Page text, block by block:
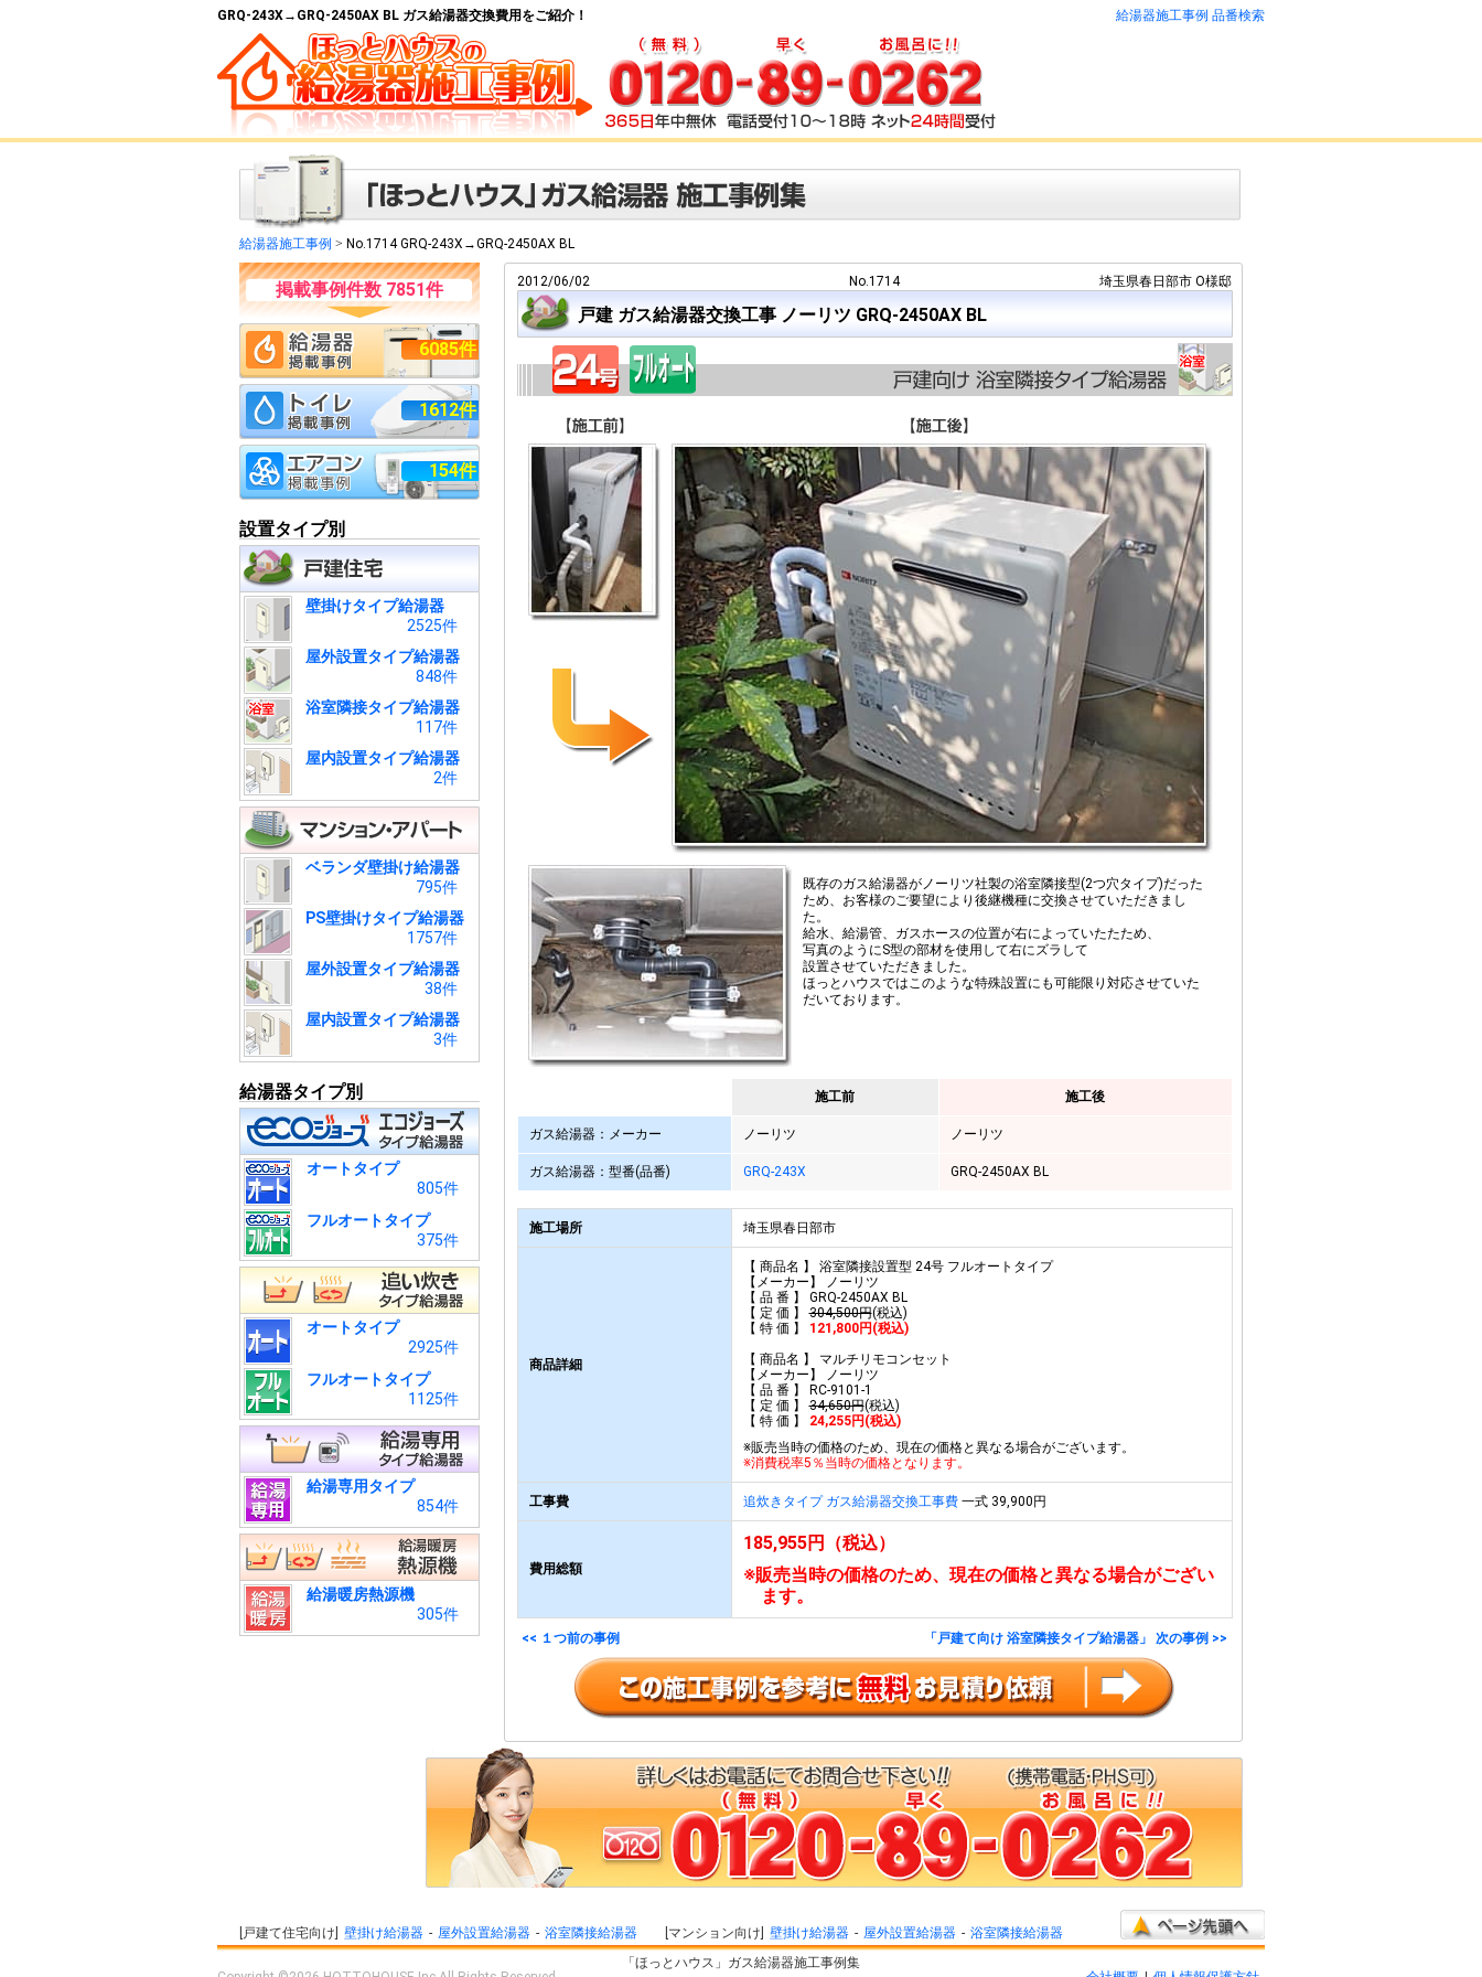
GRQ-243X→GRQ-2450AX BL ガス給湯器交換費用をご紹介！ 給湯器施工事例 品番検索
給湯器施工事例 > No.1714 GRQ-243X→GRQ-2450AX BL
掲載事例件数 7851件
6085件
1612件
154件
設置タイプ別
壁掛けタイプ給湯器
2525件
屋外設置タイプ給湯器
848件
浴室隣接タイプ給湯器
117件
屋内設置タイプ給湯器
2件
ベランダ壁掛け給湯器
795件
PS壁掛けタイプ給湯器
1757件
屋外設置タイプ給湯器
38件
屋内設置タイプ給湯器
3件
給湯器タイプ別
オートタイプ
805件
フルオートタイプ
375件
オートタイプ
2925件
フルオートタイプ
1125件
給湯専用タイプ
854件
給湯暖房熱源機
305件
2012/06/02 No.1714 埼玉県春日部市 O様邸
戸建 ガス給湯器交換工事 ノーリツ GRQ-2450AX BL
既存のガス給湯器がノーリツ社製の浴室隣接型(2つ穴タイプ)だった
ため、お客様のご要望により後継機種に交換させていただきまし
た。
給水、給湯管、ガスホースの位置が右によっていたたため、
写真のようにS型の部材を使用して右にズラして
設置させていただきました。
ほっとハウスではこのような特殊設置にも可能限り対応させていた
だいております。
施工前 施工後
ガス給湯器：メーカー ノーリツ ノーリツ
ガス給湯器：型番(品番) GRQ-243X GRQ-2450AX BL
施工場所 埼玉県春日部市
商品詳細
【 商品名 】 浴室隣接設置型 24号 フルオートタイプ
【メーカー】 ノーリツ
【 品 番 】 GRQ-2450AX BL
【 定 価 】304,500円(税込)
【 特 価 】
121,800円(税込)
【 商品名 】 マルチリモコンセット
【メーカー】 ノーリツ
【 品 番 】 RC-9101-1
【 定 価 】34,650円(税込)
【 特 価 】
24,255円(税込)
※販売当時の価格のため、現在の価格と異なる場合がございます。
※消費税率5％当時の価格となります。
工事費 追炊きタイプ ガス給湯器交換工事費一式 39,900円
費用総額
185,955円（税込）
※販売当時の価格のため、現在の価格と異なる場合がござい
ます。
<< １つ前の事例 「戸建て向け 浴室隣接タイプ給湯器」 次の事例 >>
戸建て住宅向け 壁掛け給湯器 屋外設置給湯器 浴室隣接給湯器 マンション向け 壁掛け給湯器 屋外設置給湯器
浴室隣接給湯器
「ほっとハウス」ガス給湯器施工事例集